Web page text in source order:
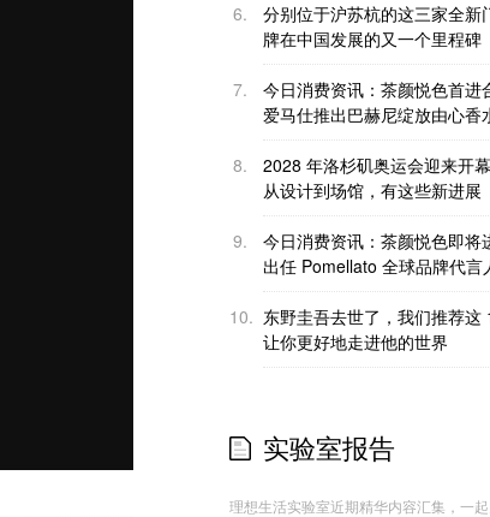
6.
分别位于沪苏杭的这三家全新
牌在中国发展的又一个里程碑
7.
今日消费资讯：茶颜悦色首进
爱马仕推出巴赫尼绽放由心香
8.
2028 年洛杉矶奥运会迎来开
从设计到场馆，有这些新进展
9.
今日消费资讯：茶颜悦色即将
出任 Pomellato 全球品牌代言
10. 东野圭吾去世了，我们推荐这
让你更好地走进他的世界
实验室报告
理想生活实验室近期精华内容汇集，一